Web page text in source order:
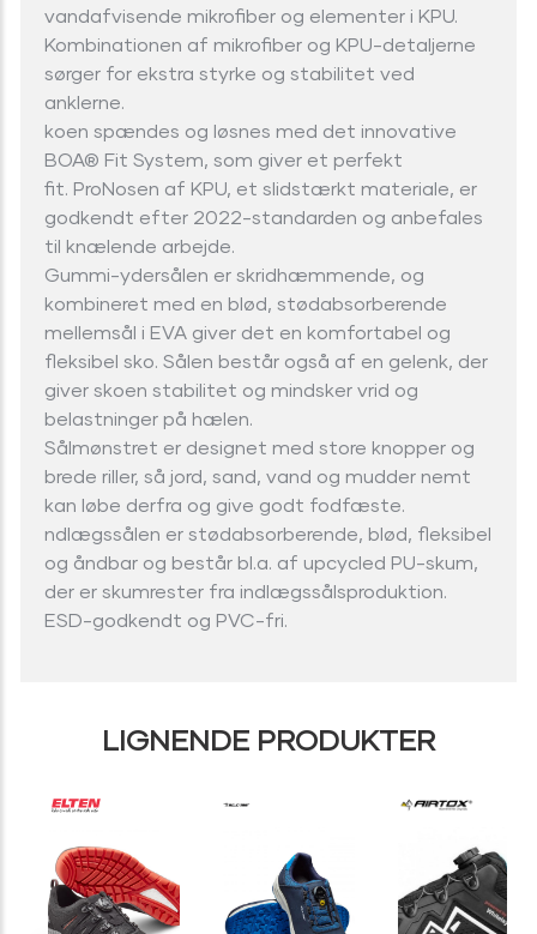
vandafvisende mikrofiber og elementer i KPU.
Kombinationen af mikrofiber og KPU-detaljerne
sørger for ekstra styrke og stabilitet ved
anklerne.
koen spændes og løsnes med det innovative
BOA® Fit System, som giver et perfekt
fit. ProNosen af KPU, et slidstærkt materiale, er
godkendt efter 2022-standarden og anbefales
til knælende arbejde.
Gummi-ydersålen er skridhæmmende, og
kombineret med en blød, stødabsorberende
mellemsål i EVA giver det en komfortabel og
fleksibel sko. Sålen består også af en gelenk, der
giver skoen stabilitet og mindsker vrid og
belastninger på hælen.
Sålmønstret er designet med store knopper og
brede riller, så jord, sand, vand og mudder nemt
kan løbe derfra og give godt fodfæste.
ndlægssålen er stødabsorberende, blød, fleksibel
og åndbar og består bl.a. af upcycled PU-skum,
der er skumrester fra indlægssålsproduktion.
ESD-godkendt og PVC-fri.
LIGNENDE PRODUKTER